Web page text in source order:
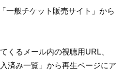
一般チケット販売サイト」から
くるメール内の視聴用URL、
済み一覧」から再生ページにア